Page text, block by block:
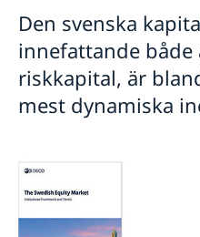
Den svenska
innefattande
riskkapital, är
mest dynamiska